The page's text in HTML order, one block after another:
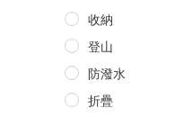
收納
登山
防潑水
折疊